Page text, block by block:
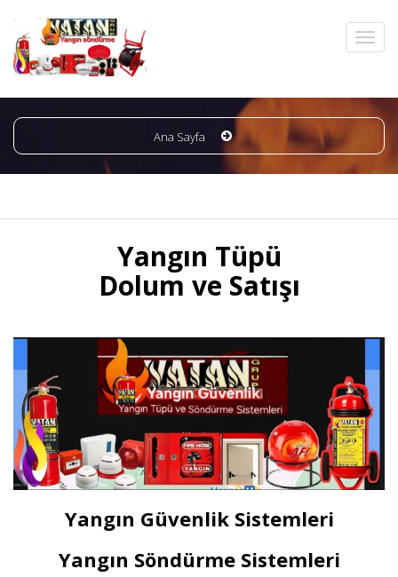
Ana Sayfa
Yangın Tüpü
Dolum ve Satışı
Yangın Güvenlik Sistemleri
Yangın Söndürme Sistemleri